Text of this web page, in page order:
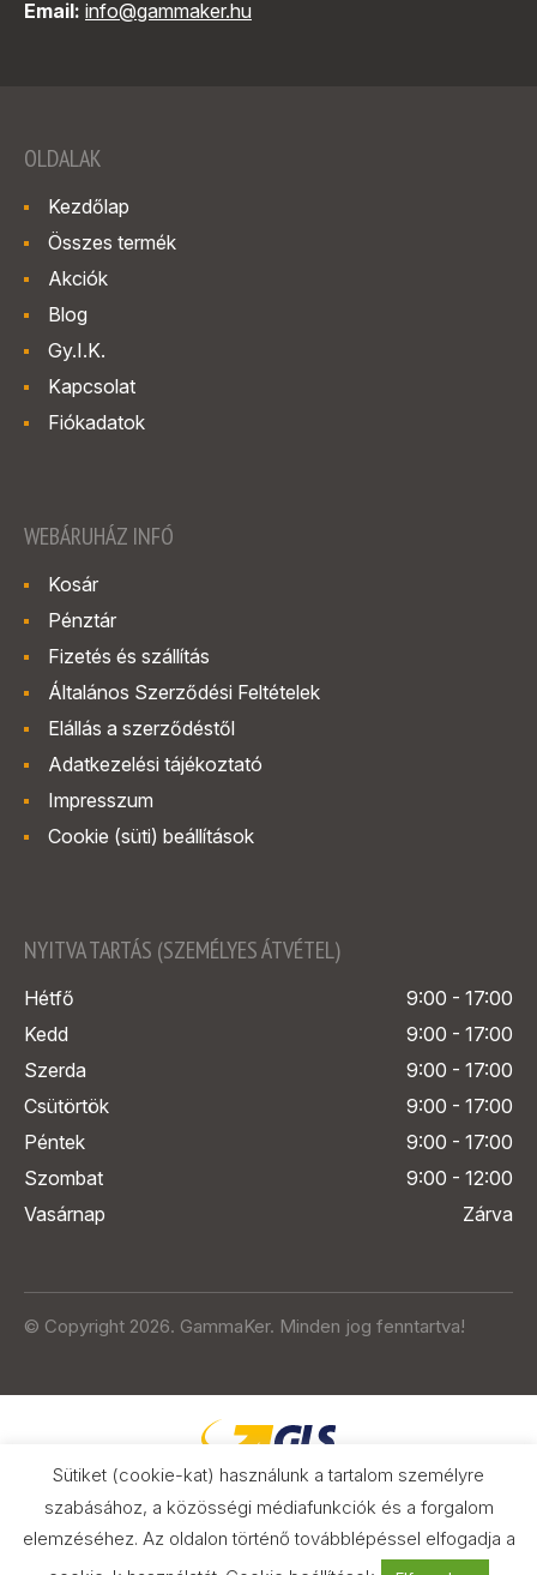
Email: info@gammaker.hu
OLDALAK
Kezdőlap
Összes termék
Akciók
Blog
Gy.I.K.
Kapcsolat
Fiókadatok
WEBÁRUHÁZ INFÓ
Kosár
Pénztár
Fizetés és szállítás
Általános Szerződési Feltételek
Elállás a szerződéstől
Adatkezelési tájékoztató
Impresszum
Cookie (süti) beállítások
NYITVA TARTÁS (SZEMÉLYES ÁTVÉTEL)
Hétfő
9:00 - 17:00
Kedd
9:00 - 17:00
Szerda
9:00 - 17:00
Csütörtök
9:00 - 17:00
Péntek
9:00 - 17:00
Szombat
9:00 - 12:00
Vasárnap
Zárva
© Copyright 2026. GammaKer. Minden jog fenntartva!
Árak és paraméterek összehasonlítása
Sütiket (cookie-kat) használunk a tartalom személyre
szabásához, a közösségi médiafunkciók és a forgalom
elemzéséhez. Az oldalon történő továbblépéssel elfogadja a